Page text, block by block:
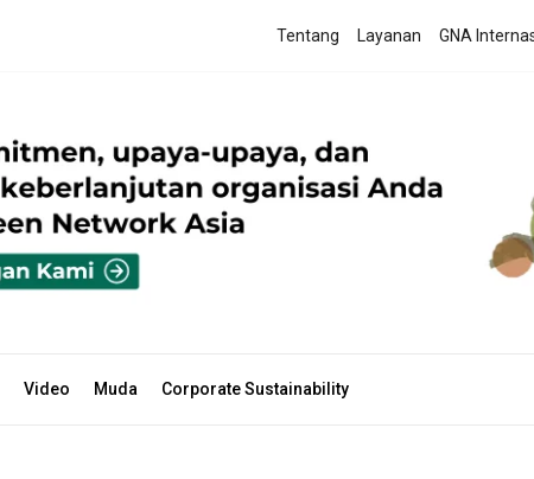
Tentang Layanan GNA
Video Muda Corporate Sustainability